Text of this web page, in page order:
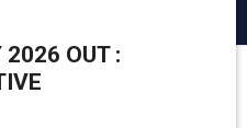
2026 OUT :